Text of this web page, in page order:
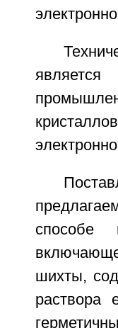
способе
шихты,
раствора